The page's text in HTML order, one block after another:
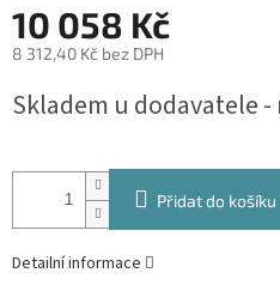
10 058 Kč
8 312,40 Kč bez DPH
cena:
Skladem u dodavatele
Přidat do košíku
Detailní informace